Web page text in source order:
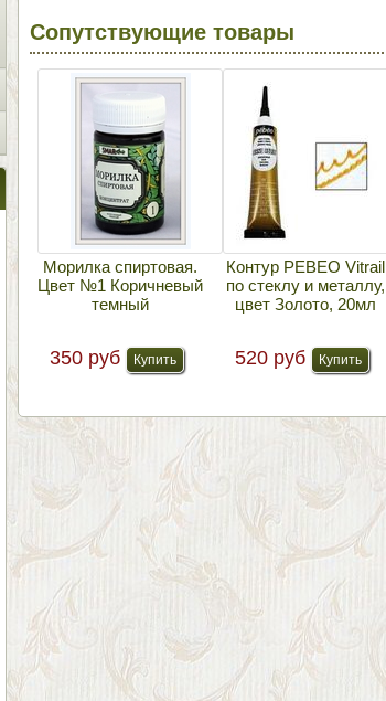
Сопутствующие товары
Морилка спиртовая.
Цвет №1 Коричневый
темный
350 руб
Контур PEBEO Vitrail
по стеклу и металлу,
цвет Золото, 20мл
520 руб